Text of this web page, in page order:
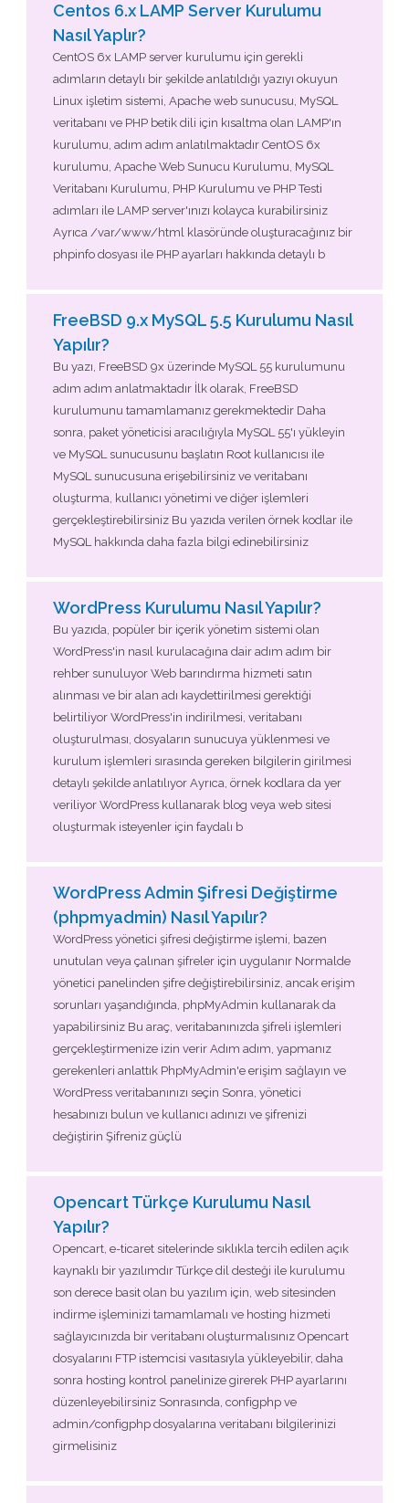
Centos 6.x LAMP Server Kurulumu
Nasıl Yaplır?
CentOS 6x LAMP server kurulumu için gerekli
adımların detaylı bir şekilde anlatıldığı yazıyı okuyun
Linux işletim sistemi, Apache web sunucusu, MySQL
veritabanı ve PHP betik dili için kısaltma olan LAMP'ın
kurulumu, adım adım anlatılmaktadır CentOS 6x
kurulumu, Apache Web Sunucu Kurulumu, MySQL
Veritabanı Kurulumu, PHP Kurulumu ve PHP Testi
adımları ile LAMP server'ınızı kolayca kurabilirsiniz
Ayrıca /var/www/html klasöründe oluşturacağınız bir
phpinfo dosyası ile PHP ayarları hakkında detaylı b
FreeBSD 9.x MySQL 5.5 Kurulumu Nasıl
Yapılır?
Bu yazı, FreeBSD 9x üzerinde MySQL 55 kurulumunu
adım adım anlatmaktadır İlk olarak, FreeBSD
kurulumunu tamamlamanız gerekmektedir Daha
sonra, paket yöneticisi aracılığıyla MySQL 55'ı yükleyin
ve MySQL sunucusunu başlatın Root kullanıcısı ile
MySQL sunucusuna erişebilirsiniz ve veritabanı
oluşturma, kullanıcı yönetimi ve diğer işlemleri
gerçekleştirebilirsiniz Bu yazıda verilen örnek kodlar ile
MySQL hakkında daha fazla bilgi edinebilirsiniz
WordPress Kurulumu Nasıl Yapılır?
Bu yazıda, popüler bir içerik yönetim sistemi olan
WordPress'in nasıl kurulacağına dair adım adım bir
rehber sunuluyor Web barındırma hizmeti satın
alınması ve bir alan adı kaydettirilmesi gerektiği
belirtiliyor WordPress'in indirilmesi, veritabanı
oluşturulması, dosyaların sunucuya yüklenmesi ve
kurulum işlemleri sırasında gereken bilgilerin girilmesi
detaylı şekilde anlatılıyor Ayrıca, örnek kodlara da yer
veriliyor WordPress kullanarak blog veya web sitesi
oluşturmak isteyenler için faydalı b
WordPress Admin Şifresi Değiştirme
(phpmyadmin) Nasıl Yapılır?
WordPress yönetici şifresi değiştirme işlemi, bazen
unutulan veya çalınan şifreler için uygulanır Normalde
yönetici panelinden şifre değiştirebilirsiniz, ancak erişim
sorunları yaşandığında, phpMyAdmin kullanarak da
yapabilirsiniz Bu araç, veritabanınızda şifreli işlemleri
gerçekleştirmenize izin verir Adım adım, yapmanız
gerekenleri anlattık PhpMyAdmin'e erişim sağlayın ve
WordPress veritabanınızı seçin Sonra, yönetici
hesabınızı bulun ve kullanıcı adınızı ve şifrenizi
değiştirin Şifreniz güçlü
Opencart Türkçe Kurulumu Nasıl
Yapılır?
Opencart, e-ticaret sitelerinde sıklıkla tercih edilen açık
kaynaklı bir yazılımdır Türkçe dil desteği ile kurulumu
son derece basit olan bu yazılım için, web sitesinden
indirme işleminizi tamamlamalı ve hosting hizmeti
sağlayıcınızda bir veritabanı oluşturmalısınız Opencart
dosyalarını FTP istemcisi vasıtasıyla yükleyebilir, daha
sonra hosting kontrol panelinize girerek PHP ayarlarını
düzenleyebilirsiniz Sonrasında, configphp ve
admin/configphp dosyalarına veritabanı bilgilerinizi
girmelisiniz